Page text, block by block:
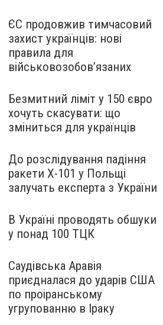
ЄС продовжив тимчасовий
захист українців: нові
правила для
військовозобов’язаних
Безмитний ліміт у 150 євро
хочуть скасувати: що
зміниться для українців
До розслідування падіння
ракети Х-101 у Польщі
залучать експерта з України
В Україні проводять обшуки
у понад 100 ТЦК
Саудівська Аравія
приєдналася до ударів США
по проіранському
угрупованню в Іраку